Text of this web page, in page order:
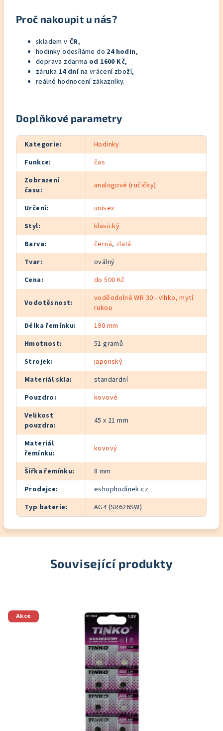
Proč nakoupit u nás?
skladem v ČR,
hodinky odesíláme do 24 hodin,
doprava zdarma od 1600 Kč,
záruka 14 dnína vrácení zboží,
reálné hodnocení zákazníky.
Doplňkové parametry
Kategorie:
Hodinky
Funkce:
čas
Zobrazení
času: analogové (ručičky)
Určení:
unisex
Styl:
klasický
Barva: černá, zlatá
Tvar:
oválný
Cena: do 500 Kč
Vodotěsnost:
voděodolné WR 30 - vlhko, mytí
rukou
Délka řemínku:
190 mm
Hmotnost:
51 gramů
Strojek:
japonský
Materiál skla:
standardní
Pouzdro:
kovové
Velikost
pouzdra: 45 x 21 mm
Materiál
řemínku: kovový
Šířka řemínku:
8 mm
Prodejce:
eshophodinek.cz
Typ baterie: AG4 (SR626SW)
Související produkty
Akce